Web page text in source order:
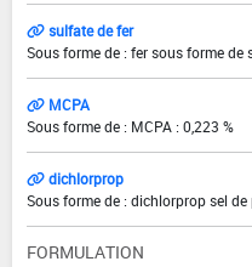
sulfate de fer
Sous forme de : fer sous forme de
MCPA
Sous forme de : MCPA : 0,223 %
dichlorprop
Sous forme de : dichlorprop sel
FORMULATION